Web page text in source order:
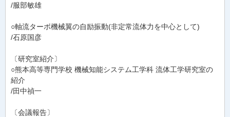
/服部敏雄
○軸流ターボ機械翼の自励振動(非定常流体力を中心として)
/石原国彦
〔研究室紹介〕
○熊本高等専門学校 機械知能システム工学科 流体工学研究室の
紹介
/田中禎一
〔会議報告〕